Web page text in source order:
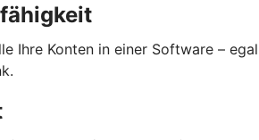
Ihre Konten in einer Software – egal